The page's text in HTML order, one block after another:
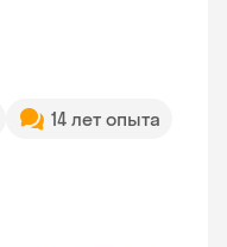
14 лет опыта